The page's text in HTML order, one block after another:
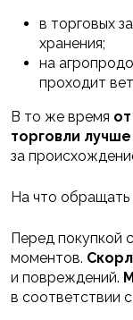
в торговых
хранения;
на
проходит
В то же время
торговли лучше
за
На что
Перед покупкой
моментов.
и повреждений.
в соответствии